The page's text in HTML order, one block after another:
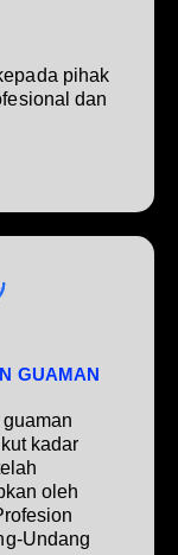
pihak
dan
GUAMAN
kadar
oleh
Undang